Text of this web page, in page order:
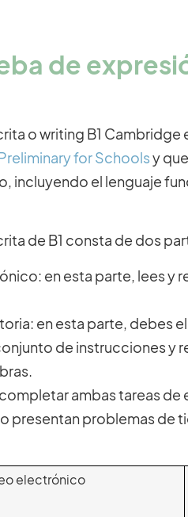
de
o writing B1
for Schoolsy
incluyendo el lenguaje
de B1 consta de dos
en esta parte, lees
en esta parte, debes
de instrucciones y
ambas tareas
presentan problemas
electrónico